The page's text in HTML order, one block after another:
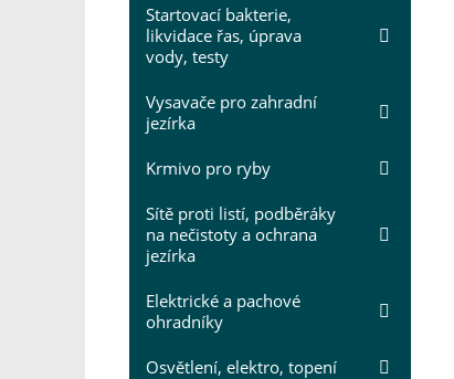
Startovací bakterie,
likvidace řas, úprava
vody, testy
Vysavače pro zahradní
jezírka
Krmivo pro ryby
Sítě proti listí, podběráky
na nečistoty a ochrana
jezírka
Elektrické a pachové
ohradníky
Osvětlení, elektro, topení